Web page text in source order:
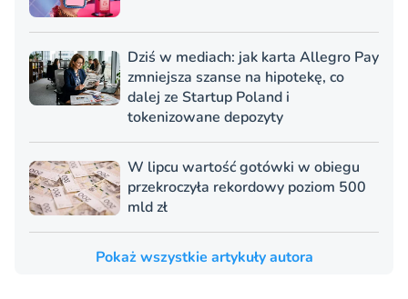
Dziś w mediach: jak karta Allegro Pay
zmniejsza szanse na hipotekę, co
dalej ze Startup Poland i
tokenizowane depozyty
W lipcu wartość gotówki w obiegu
przekroczyła rekordowy poziom 500
mld zł
Pokaż wszystkie artykuły autora